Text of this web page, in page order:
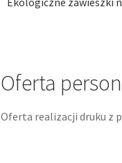
Oferta
Oferta realizacji druku z